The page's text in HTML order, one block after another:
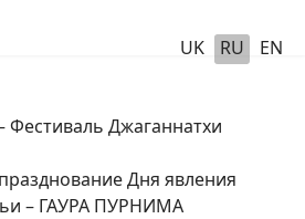
UK RU EN
Фестиваль Джаганнатхи
Дня явления
– ГАУРА ПУРНИМА